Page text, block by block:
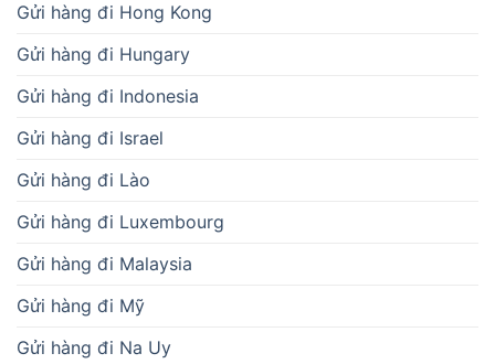
Gửi hàng đi Hong Kong
Gửi hàng đi Hungary
Gửi hàng đi Indonesia
Gửi hàng đi Israel
Gửi hàng đi Lào
Gửi hàng đi Luxembourg
Gửi hàng đi Malaysia
Gửi hàng đi Mỹ
Gửi hàng đi Na Uy